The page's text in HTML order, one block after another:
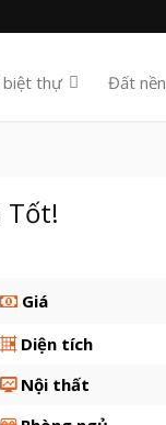
biệt thự Đất nền
Tốt!
Giá
Diện tích
Nội thất